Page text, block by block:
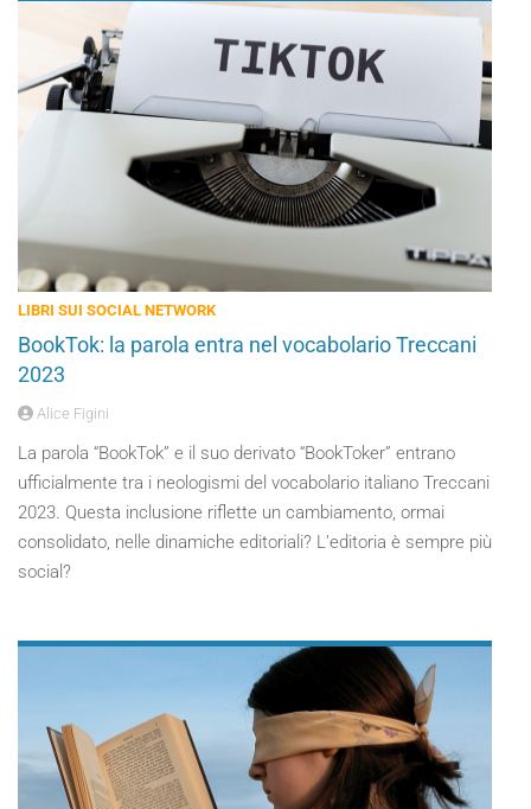
LIBRI SUI SOCIAL NETWORK
BookTok: la parola entra nel vocabolario Treccani
2023
Alice Figini
La parola “BookTok” e il suo derivato “BookToker” entrano
ufficialmente tra i neologismi del vocabolario italiano Treccani
2023. Questa inclusione riflette un cambiamento, ormai
consolidato, nelle dinamiche editoriali? L’editoria è sempre più
social?